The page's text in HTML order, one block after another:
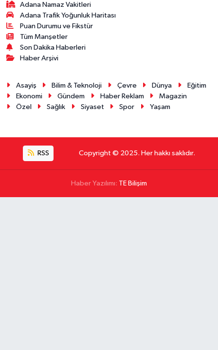
Adana Namaz Vakitleri
Adana Trafik Yoğunluk Haritası
Puan Durumu ve Fikstür
Tüm Manşetler
Son Dakika Haberleri
Haber Arşivi
Asayiş Bilim & Teknoloji Çevre Dünya
Eğitim
Ekonomi
Gündem Haber Reklam
Magazin
Özel
Sağlık Siyaset Spor Yaşam
RSS Copyright © 2025. Her hakkı saklıdır.
Haber Yazılımı: TE Bilişim